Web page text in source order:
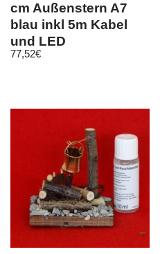
cm Außenstern A7
blau inkl 5m Kabel
und LED
77,52€